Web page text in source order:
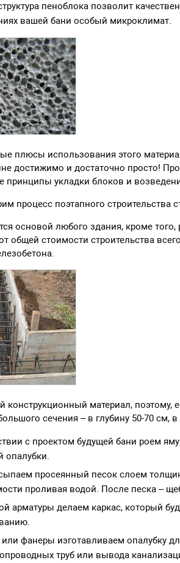
пеноблока позволит
вашей бани особый микроклимат.
плюсы использования этого
достижимо и достаточно просто!
принципы укладки блоков и
процесс поэтапного строительства
основой любого здания, кроме того,
общей стоимости строительства
конструкционный материал,
сечения – в глубину 50-70
с проектом будущей бани роем
опалубки.
просеянный песок слоем
проливая водой. После песка –
арматуры делаем каркас, который
фанеры изготавливаем опалубку
труб или вывода